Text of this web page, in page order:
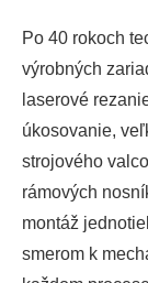
Po 40 rokoch
výrobných
laserové
úkosovanie,
strojového
rámových
montáž
smerom k